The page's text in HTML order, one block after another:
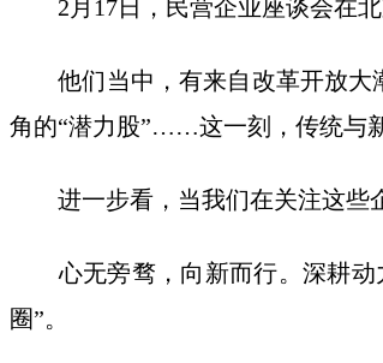
2月17日，民营企业座谈会在北
他们当中，有来自改革开放大潮
角的“潜力股”……这一刻，传统与
进一步看，当我们在关注这些企
心无旁骛，向新而行。深耕动
圈”。